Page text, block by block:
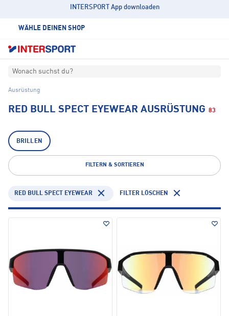
INTERSPORT App downloaden
WÄHLE DEINEN SHOP
Wonach suchst du?
Ausrüstung
RED BULL SPECT EYEWEAR AUSRÜSTUNG 83
BRILLEN
FILTERN & SORTIEREN
RED BULL SPECT EYEWEAR FILTER LÖSCHEN